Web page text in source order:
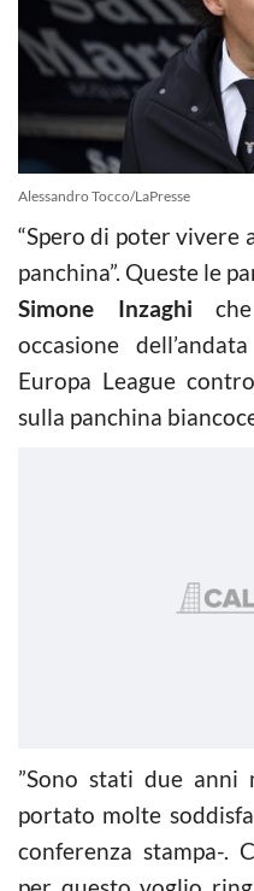
Alessandro Tocco/LaPresse
“Spero di poter vivere
panchina”. Queste le
Simone Inzaghi
occasione
Europa League
sulla panchina
”Sono stati due
portato molte
conferenza stampa-.